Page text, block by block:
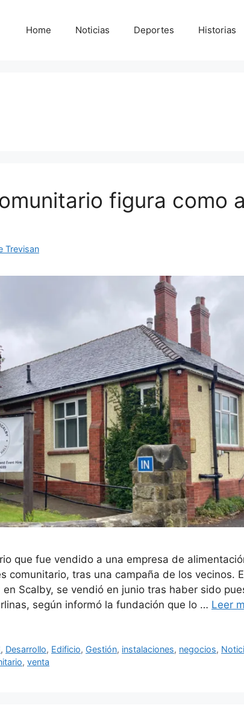
Home Noticias Deportes Historias
figura como
Trevisan
que fue vendido a una empresa de
comunitario, tras una campaña de los vecinos.
Scalby, se vendió en junio tras haber sido
según informó la fundación que lo … Leer
, Desarrollo, Edificio, Gestión, instalaciones, negocios,
, venta